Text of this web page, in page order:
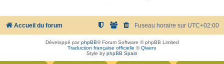
e
Accueil du forum Fuseau horaire sur UTC+02:00
Développé parphpBB® Forum Software © phpBB Limited
Traduction française officielle ©Qiaeru
Style by phpBB Spain